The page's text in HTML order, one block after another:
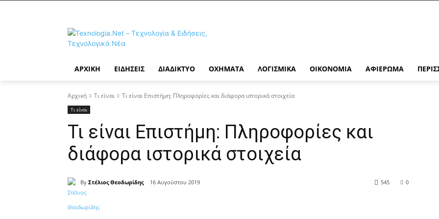
ΑΡΧΙΚΉ ΕΙΔΉΣΕΙΣ ΔΙΑΔΊΚΤΥΟ ΟΧΉΜΑΤΑ ΛΟΓΙΣΜΙΚΆ ΟΙΚΟΝΟΜΊΑ ΑΦΙΈΡΩΜΑ
Αρχική Τι είναι Τι είναι Επιστήμη: Πληροφορίες και διάφορα ιστορικά στοιχεία
Τι είναι
Τι είναι Επιστήμη: Πληροφορίες και
διάφορα ιστορικά στοιχεία
By Στέλιος Θεοδωρίδης 16 Αυγούστου 2019 0
545
Κοινοποίηση